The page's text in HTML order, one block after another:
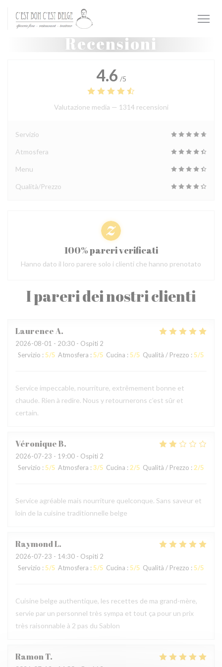
Personalizzazione delle tue scelte sui cookie
Recensioni
I pareri dei nostri clienti
LaurenceA
2026-08-01 - 20:30 - Ospiti 2
Servizio : 5/5 Atmosfera : 5/5 Cucina : 5/5 Qualità / Prezzo : 5/5
Service impeccable, nourriture, extrêmement bonne et
chaude. Rien à redire. Nous y retournerons c’est sûr et
certain.
VéroniqueB
2026-07-23 - 19:00 - Ospiti 2
Servizio : 5/5 Atmosfera : 3/5 Cucina : 2/5 Qualità / Prezzo : 2/5
Service agréable mais nourriture quelconque. Sans saveur et
loin de la cuisine traditionnelle belge
RaymondL
2026-07-23 - 14:30 - Ospiti 2
Servizio : 5/5 Atmosfera : 5/5 Cucina : 5/5 Qualità / Prezzo : 5/5
Cuisine belge authentique, les recettes de ma grand-mère,
servie par un personnel très sympa et tout ça pour un prix
très raisonnable à 2 pas du Sablon
RamonT
4.6 /5
Valutazione media — 1314 recensioni
Servizio
Atmosfera
Menu
Qualità/Prezzo
100% pareri verificati
Hanno dato il loro parere solo i clienti che hanno prenotato